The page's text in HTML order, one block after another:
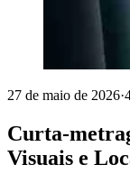
27 de maio de 2026·
Curta-
Visuais e